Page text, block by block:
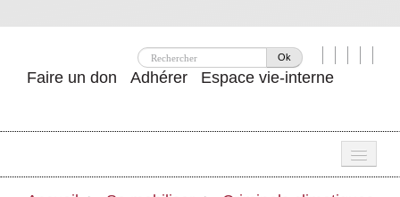
Ok
Faire un don Adhérer Espace vie-interne